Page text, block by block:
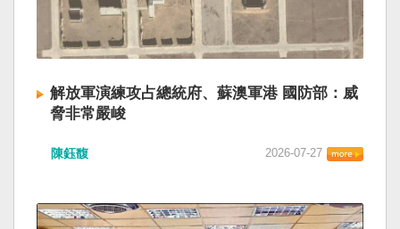
解放軍演練攻占總統府、蘇澳軍港 國防部：威
脅非常嚴峻
陳鈺馥 2026-07-27